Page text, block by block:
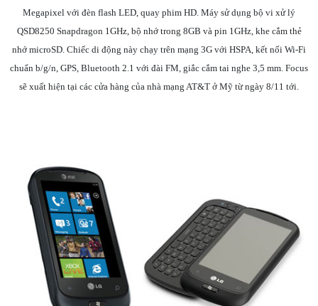
Megapixel với đèn flash LED, quay phim HD. Máy sử dụng bộ vi xử lý
QSD8250 Snapdragon 1GHz, bộ nhớ trong 8GB và pin 1GHz, khe cắm thẻ
nhớ microSD. Chiếc di động này chạy trên mạng 3G với HSPA, kết nối Wi-Fi
chuẩn b/g/n, GPS, Bluetooth 2.1 với đài FM, giắc cắm tai nghe 3,5 mm. Focus
sẽ xuất hiện tại các cửa hàng của nhà mạng AT&T ở Mỹ từ ngày 8/11 tới.